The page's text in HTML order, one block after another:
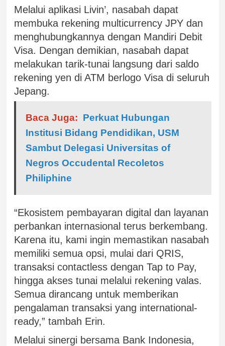
Melalui aplikasi Livin’, nasabah dapat
membuka rekening multicurrency JPY dan
menghubungkannya dengan Mandiri Debit
Visa. Dengan demikian, nasabah dapat
melakukan tarik-tunai langsung dari saldo
rekening yen di ATM berlogo Visa di seluruh
Jepang.
Baca Juga: Perkuat Hubungan
Institusi Bidang Pendidikan, USM
Sambut Delegasi Universitas of
Negros Occudental Recoletos
Philiphine
“Ekosistem pembayaran digital dan layanan
perbankan internasional terus berkembang.
Karena itu, kami ingin memastikan nasabah
memiliki semua opsi, mulai dari QRIS,
transaksi contactless dengan Tap to Pay,
hingga akses tunai melalui rekening valas.
Semua dirancang untuk memberikan
pengalaman transaksi yang international-
ready,” tambah Erin.
Melalui sinergi bersama Bank Indonesia,